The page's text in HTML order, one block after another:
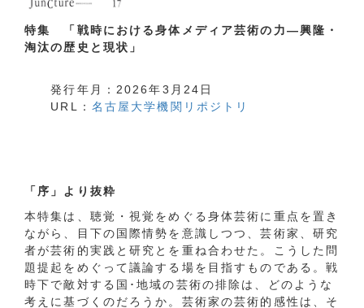
特集 「戦時における身体メディア芸術の力―興隆・
淘汰の歴史と現状 」
発行年月：2026年3月24日
URL
： 名古屋大学機関リポジトリ
「序」より抜粋
本特集は、聴覚・視覚をめぐる身体芸術に重点を置き
ながら、目下の国際情勢を意識しつつ、芸術家、研究
者が芸術的実践と研究とを重ね合わせた。こうした問
題提起をめぐって議論する場を目指すものである。戦
時下で敵対する国･地域の芸術の排除は、どのような
考えに基づくのだろうか。芸術家の芸術的感性は、そ